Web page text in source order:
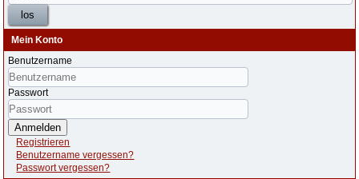
Mein Konto
Benutzername
Passwort
Anmelden
Registrieren
Benutzername vergessen?
Passwort vergessen?